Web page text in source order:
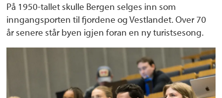
På 1950-tallet skulle Bergen selges inn som
inngangsporten til fjordene og Vestlandet. Over 70
år senere står byen igjen foran en ny turistsesong.